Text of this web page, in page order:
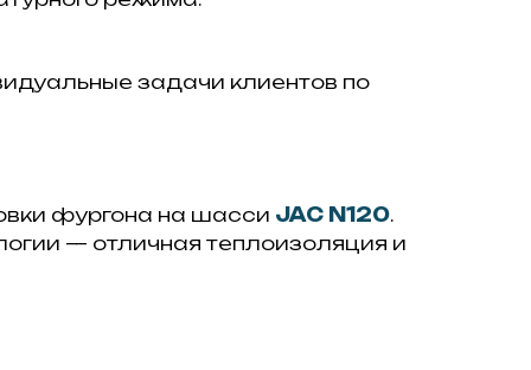
задачи клиентов по
фургона на шасси JAC N120.
— отличная теплоизоляция и